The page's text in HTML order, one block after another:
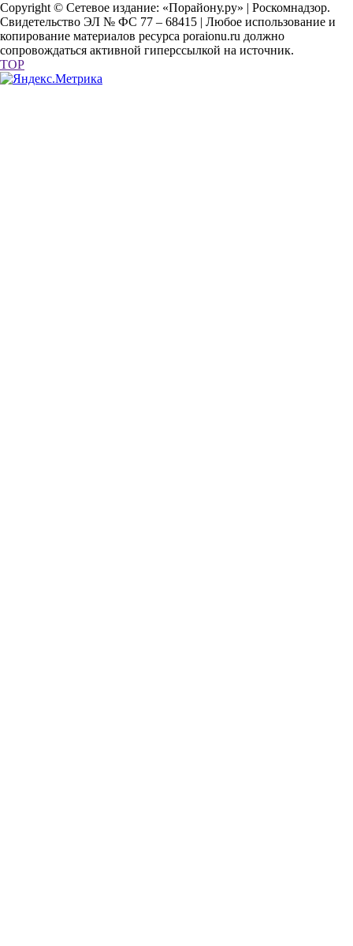
Copyright © Сетевое издание: «Порайону.ру» | Роскомнадзор.
Свидетельство ЭЛ № ФС 77 – 68415 | Любое использование и
копирование материалов ресурса poraionu.ru должно
сопровождаться активной гиперссылкой на источник.
TOP